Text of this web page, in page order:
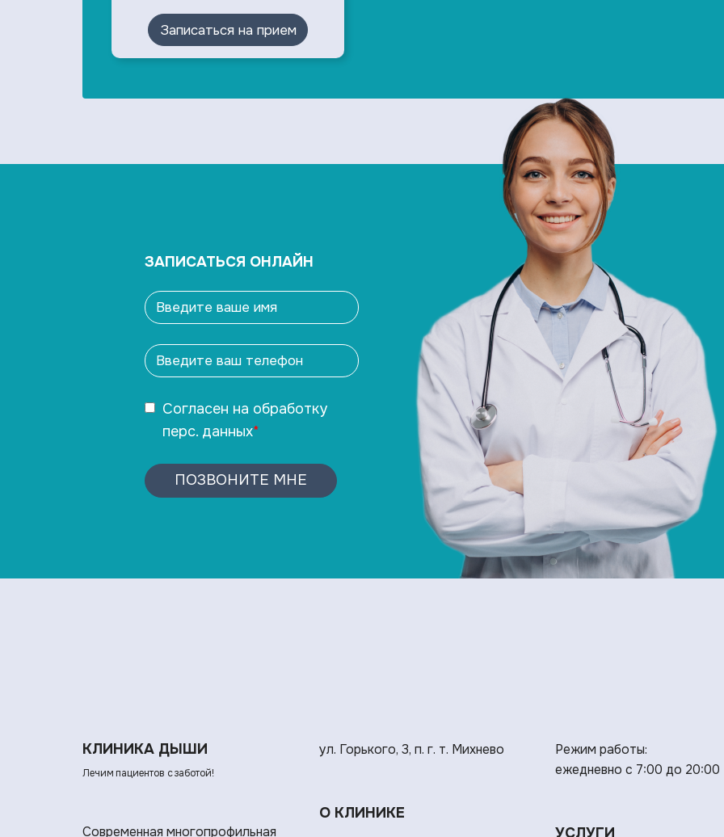
Записаться на прием
ЗАПИСАТЬСЯ ОНЛАЙН
Согласен на обработку
перс. данных*
ПОЗВОНИТЕ МНЕ
КЛИНИКА ДЫШИ
Лечим пациентов с заботой!
Современная многопрофильная
ул. Горького, 3, п. г. т. Михнево
О КЛИНИКЕ
Режим работы:
ежедневно с 7:00 до 20:00
УСЛУГИ